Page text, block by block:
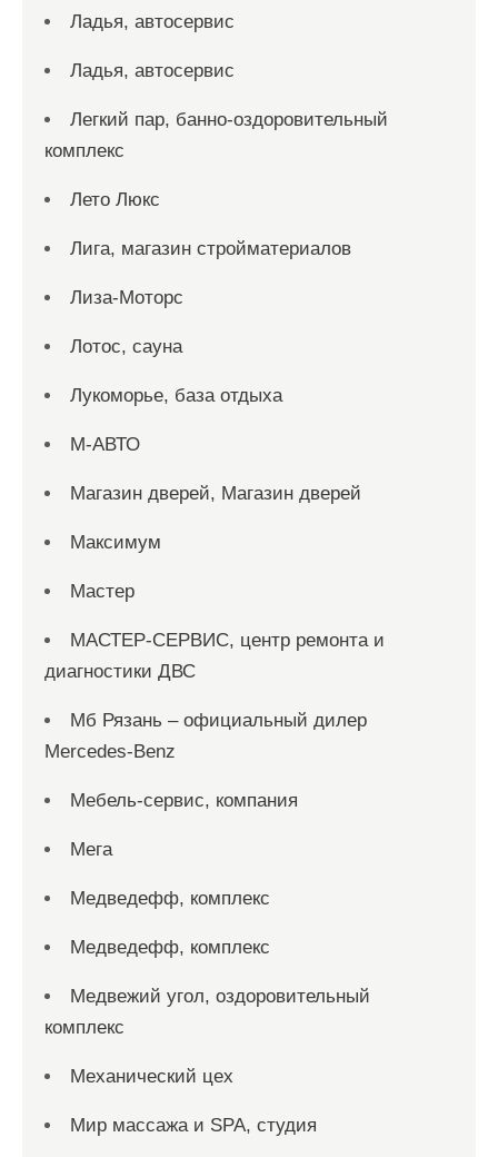
Ладья, автосервис
Ладья, автосервис
Легкий пар, банно-оздоровительный
комплекс
Лето Люкс
Лига, магазин стройматериалов
Лиза-Моторс
Лотос, сауна
Лукоморье, база отдыха
М-АВТО
Магазин дверей, Магазин дверей
Максимум
Мастер
МАСТЕР-СЕРВИС, центр ремонта и
диагностики ДВС
Мб Рязань – официальный дилер
Mercedes-Benz
Мебель-сервис, компания
Мега
Медведефф, комплекс
Медведефф, комплекс
Медвежий угол, оздоровительный
комплекс
Механический цех
Мир массажа и SPA, студия